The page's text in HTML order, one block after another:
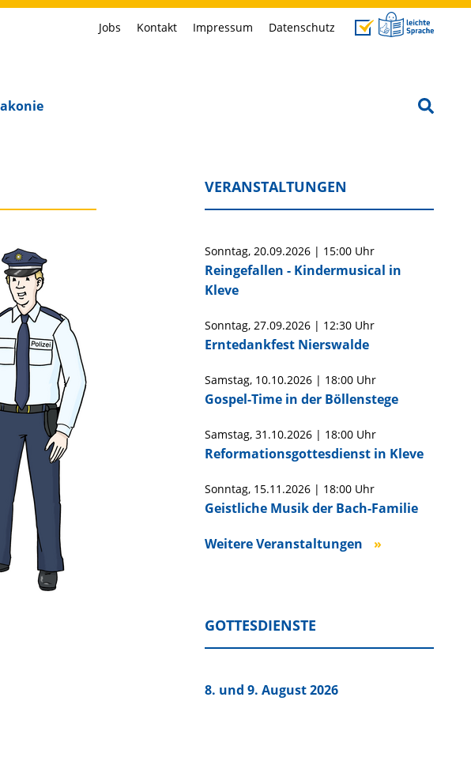
Jobs Kontakt Impressum Datenschutz
VERANSTALTUNGEN
Sonntag, 20.09.2026| 15:00 Uhr
Reingefallen - Kindermusical in
Kleve
Sonntag, 27.09.2026| 12:30 Uhr
Erntedankfest Nierswalde
Samstag, 10.10.2026| 18:00 Uhr
Gospel-Time in der Böllenstege
Samstag, 31.10.2026| 18:00 Uhr
Reformationsgottesdienst in Kleve
Sonntag, 15.11.2026| 18:00 Uhr
Geistliche Musik der Bach-Familie
Weitere Veranstaltungen
GOTTESDIENSTE
8. und 9. August 2026